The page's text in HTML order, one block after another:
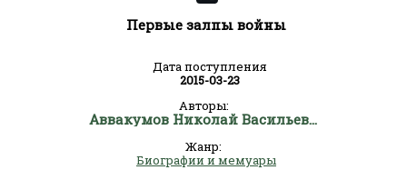
Первые залпы войны
Дата поступления
2015-03-23
Авторы:
Аввакумов Николай Васильевич
Жанр:
Биографии и мемуары